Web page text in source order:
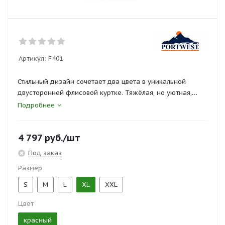
Артикул: F401
Стильный дизайн сочетает два цвета в уникальной
двусторонней флисовой куртке. Тяжёлая, но уютная,
куртка может отлично служить для работы и отдыха.
нижних кармана и нагрудный карман на молнии дают
много места для хранения вещей. Модель имеет
«серебряные замки-молнии».
Подробнее
4 797 руб./шт
Под заказ
Размер
S
M L XL XXL
Цвет
красный